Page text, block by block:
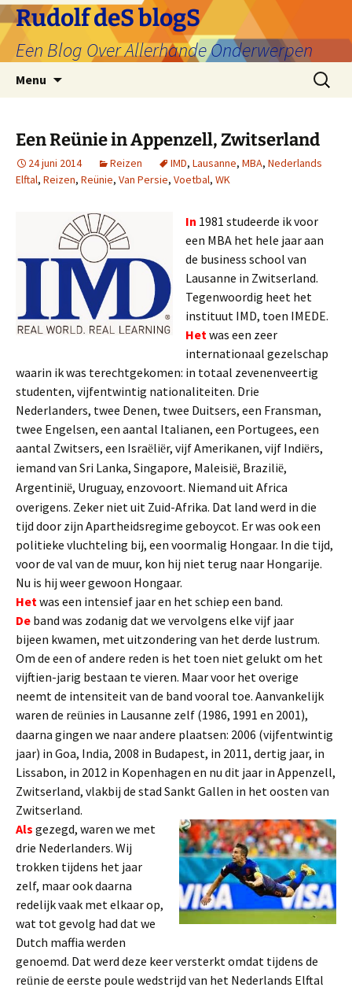
Ga
naar
de
inhoud
Rudolf deS blogS
Een Blog Over Allerhande Onderwerpen
Menu
Zoeken
naar:
Een Reünie in Appenzell, Zwitserland
24 juni 2014 Reizen IMD, Lausanne, MBA, Nederlands
Elftal, Reizen, Reünie, Van Persie, Voetbal, WK
In 1981 studeerde ik voor
een MBA het hele jaar aan
de business school van
Lausanne in Zwitserland.
Tegenwoordig heet het
instituut IMD, toen IMEDE.
Hetwas een zeer
internationaal gezelschap
waarin ik was terechtgekomen: in totaal zevenenveertig
studenten, vijfentwintig nationaliteiten. Drie
Nederlanders, twee Denen, twee Duitsers, een Fransman,
twee Engelsen, een aantal Italianen, een Portugees, een
aantal Zwitsers, een Israëliër, vijf Amerikanen, vijf Indiërs,
iemand van Sri Lanka, Singapore, Maleisië, Brazilië,
Argentinië, Uruguay, enzovoort. Niemand uit Africa
overigens. Zeker niet uit Zuid-Afrika. Dat land werd in die
tijd door zijn Apartheidsregime geboycot. Er was ook een
politieke vluchteling bij, een voormalig Hongaar. In die tijd,
voor de val van de muur, kon hij niet terug naar Hongarije.
Nu is hij weer gewoon Hongaar.
Hetwas een intensief jaar en het schiep een band.
De band was zodanig dat we vervolgens elke vijf jaar
bijeen kwamen, met uitzondering van het derde lustrum.
Om de een of andere reden is het toen niet gelukt om het
vijftien-jarig bestaan te vieren. Maar voor het overige
neemt de intensiteit van de band vooral toe. Aanvankelijk
waren de reünies in Lausanne zelf (1986, 1991 en 2001),
daarna gingen we naar andere plaatsen: 2006 (vijfentwintig
jaar) in Goa, India, 2008 in Budapest, in 2011, dertig jaar, in
Lissabon, in 2012 in Kopenhagen en nu dit jaar in Appenzell,
Zwitserland, vlakbij de stad Sankt Gallen in het oosten van
Zwitserland.
Als gezegd, waren we met
drie Nederlanders. Wij
trokken tijdens het jaar
zelf, maar ook daarna
redelijk vaak met elkaar op,
wat tot gevolg had dat we
Dutch maffia werden
genoemd. Dat werd deze keer versterkt omdat tijdens de
reünie de eerste poule wedstrijd van het Nederlands Elftal